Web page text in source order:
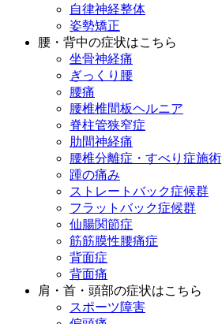
自律神経整体
姿勢矯正
腰・背中の症状はこちら
坐骨神経痛
ぎっくり腰
腰痛
腰椎椎間板ヘルニア
脊柱管狭窄症
肋間神経痛
腰椎分離症・すべり症施術
踵の痛み
ストレートバック症候群
フラットバック症候群
仙腸関節症
筋筋膜性腰痛症
背面症
背面痛
肩・首・頭部の症状はこちら
スポーツ障害